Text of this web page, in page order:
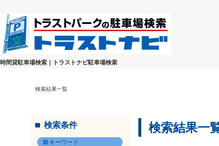
時間貸駐車場検索｜トラストナビ駐車場検索
検索結果一覧
検索条件
キーワード
検索結果一